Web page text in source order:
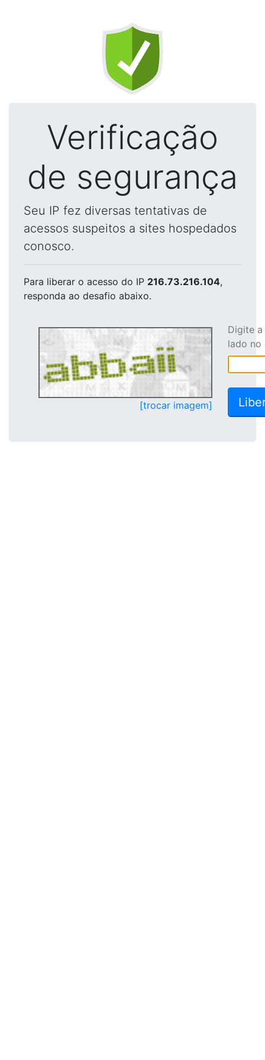
Verificação
de segurança
Seu IP fez diversas tentativas de
acessos suspeitos a sites hospedados
conosco.
Para liberar o acesso do IP 216.73.216.104,
responda ao desafio abaixo.
[trocar imagem]
Digite
lado no